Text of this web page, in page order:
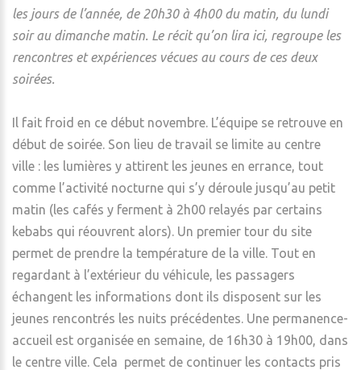
les jours de l’année, de 20h30 à 4h00 du matin, du lundi
soir au dimanche matin. Le récit qu’on lira ici, regroupe les
rencontres et expériences vécues au cours de ces deux
soirées.
Il fait froid en ce début novembre. L’équipe se retrouve en
début de soirée. Son lieu de travail se limite au centre
ville : les lumières y attirent les jeunes en errance, tout
comme l’activité nocturne qui s’y déroule jusqu’au petit
matin (les cafés y ferment à 2h00 relayés par certains
kebabs qui réouvrent alors). Un premier tour du site
permet de prendre la température de la ville. Tout en
regardant à l’extérieur du véhicule, les passagers
échangent les informations dont ils disposent sur les
jeunes rencontrés les nuits précédentes. Une permanence-
accueil est organisée en semaine, de 16h30 à 19h00, dans
le centre ville. Cela permet de continuer les contacts pris